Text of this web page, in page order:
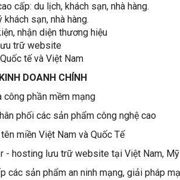
cấp: du lịch, khách sạn, nhà hàng.
sạn, nhà hàng.
nhận diện thương hiệu
trữ website
tế và Việt Nam
DOANH CHÍNH
phần mềm mạng
phối các sản phẩm công nghệ cao
miền Việt Nam và Quốc Tế
hosting lưu trữ website tại Việt Nam, Mỹ
sản phẩm an ninh mạng, giải pháp